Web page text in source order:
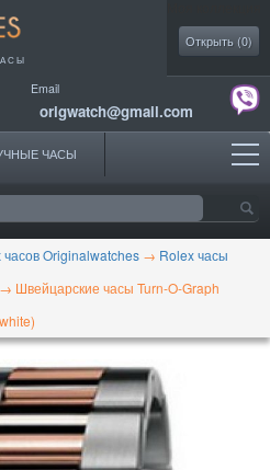
Email
origwatch@gmail.com
Открыть (0)
ЧАСЫ
Originalwatches → Rolex часы
→ Швейцарские часы Turn-O-Graph